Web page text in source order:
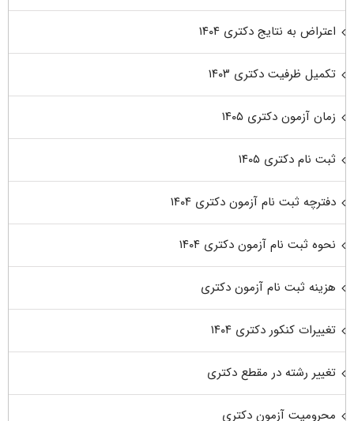
اعتراض به نتایج دکتری ۱۴۰۴
تکمیل ظرفیت دکتری ۱۴۰۳
زمان آزمون دکتری ۱۴۰۵
ثبت نام دکتری ۱۴۰۵
دفترچه ثبت نام آزمون دکتری ۱۴۰۴
نحوه ثبت نام آزمون دکتری ۱۴۰۴
هزینه ثبت نام آزمون دکتری
تغییرات کنکور دکتری ۱۴۰۴
تغییر رشته در مقطع دکتری
محرومیت آزمون دکتری